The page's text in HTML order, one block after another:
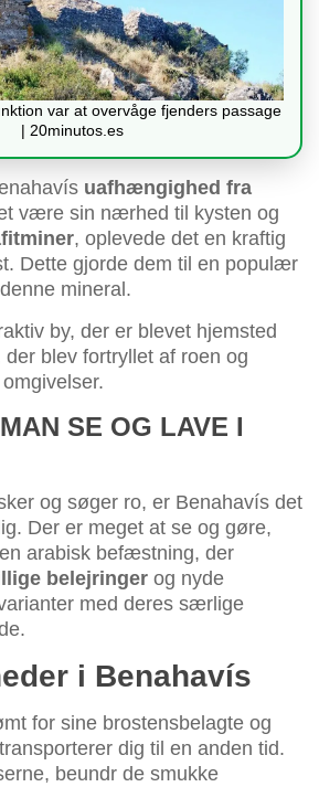
var at overvåge fjenders passage
| 20minutos.es
uafhængighed fra
være sin nærhed til kysten og
, oplevede det en kraftig
Dette gjorde dem til en populær
mineral.
by, der er blevet hjemsted
blev fortryllet af roen og
SE OG LAVE I
og søger ro, er Benahavís det
Der er meget at se og gøre,
arabisk befæstning, der
belejringer og nyde
med deres særlige
i Benahavís
for sine brostensbelagte og
dig til en anden tid.
beundr de smukke